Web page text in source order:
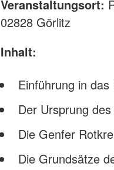
Veranstaltungsort:
02828 Görlitz
Inhalt:
Einführung in
Der Ursprung
Die Genfer
Die Grundsätze